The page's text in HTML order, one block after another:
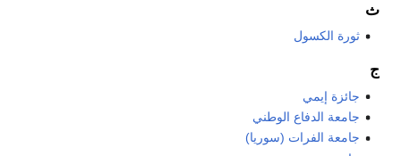
ث
ثورة الكسول
ج
جائزة إيمي
جامعة الدفاع الوطني
جامعة الفرات (سوريا)